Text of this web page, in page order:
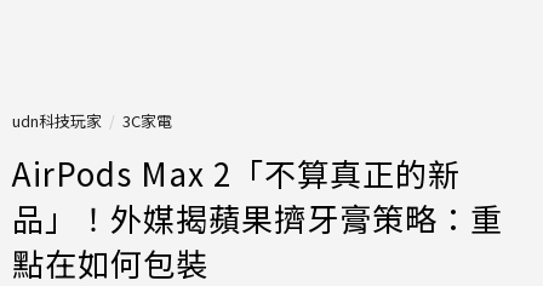
udn科技玩家 3C家電
AirPods Max 2「不算真正的新
品」！外媒揭蘋果擠牙膏策略：重
點在如何包裝